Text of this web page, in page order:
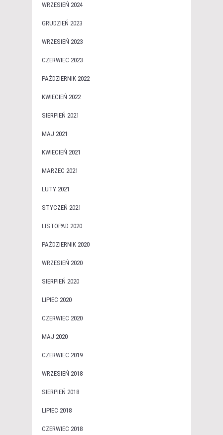
WRZESIEŃ 2024
GRUDZIEŃ 2023
WRZESIEŃ 2023
CZERWIEC 2023
PAŹDZIERNIK 2022
KWIECIEŃ 2022
SIERPIEŃ 2021
MAJ 2021
KWIECIEŃ 2021
MARZEC 2021
LUTY 2021
STYCZEŃ 2021
LISTOPAD 2020
PAŹDZIERNIK 2020
WRZESIEŃ 2020
SIERPIEŃ 2020
LIPIEC 2020
CZERWIEC 2020
MAJ 2020
CZERWIEC 2019
WRZESIEŃ 2018
SIERPIEŃ 2018
LIPIEC 2018
CZERWIEC 2018